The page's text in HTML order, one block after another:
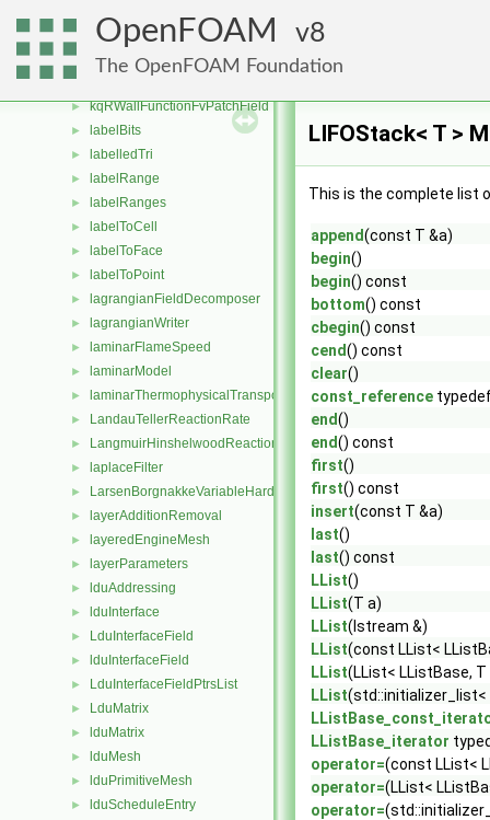
OpenFOAM 8
The OpenFOAM Foundation
► kLowReWallFunctionFvPatchScalarField
► Kmesh
►
► kqRWallFunctionFvPatchField
► labelBits
► labelledTri
► labelRange
► labelRanges
► labelToCell
► labelToFace
► labelToPoint
► lagrangianFieldDecomposer
► lagrangianWriter
► laminarFlameSpeed
► laminarModel
► laminarThermophysicalTransportModel
► LandauTellerReactionRate
► LangmuirHinshelwoodReactionRate
► laplaceFilter
► LarsenBorgnakkeVariableHardSphere
► layerAdditionRemoval
► layeredEngineMesh
► layerParameters
► lduAddressing
► lduInterface
► LduInterfaceField
► lduInterfaceField
► LduInterfaceFieldPtrsList
► LduMatrix
► lduMatrix
► lduMesh
► lduPrimitiveMesh
► lduScheduleEntry
LIFOStack< T >
This is the complete list
append(const T &a)
begin()
begin() const
bottom() const
cbegin() const
cend() const
clear()
const_reference
end()
end() const
first()
first() const
insert(const T &a)
last()
last() const
LList()
LList(T a)
LList(Istream &)
LList(const LList<
LList(LList< LListBase, T
LList(std::initializer_list<
LListBase_iterator
operator=(const LList<
operator=(LList<
operator=